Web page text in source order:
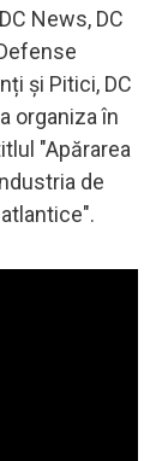
News, DC
și Pitici, DC
organiza în
"Apărarea
de